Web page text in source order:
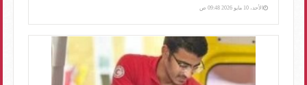
الأحد، 10 مايو 2026 09:48 ص